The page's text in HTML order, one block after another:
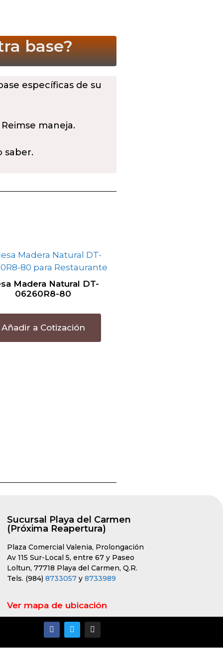
base?
específicas de su
maneja.
saber.
Madera Natural DT-
06260R8-80
Añadir a Cotización
Sucursal Playa del Carmen
(Próxima Reapertura)
Plaza Comercial Valenia, Prolongación
Av 115 Sur-Local 5, entre 67 y Paseo
Loltun, 77718 Playa del Carmen, Q.R.
Tels. (984) 8733057 y 8733989
Ver mapa de ubicación